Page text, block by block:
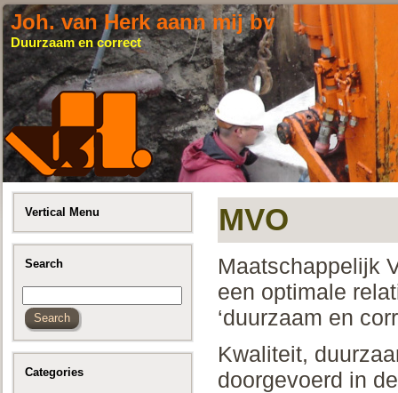
Joh. van Herk aann mij bv
Duurzaam en correct
Vertical Menu
Search
Categories
MVO
Maatschappelijk
een optimale
‘duurzaam en
Kwaliteit,
doorgevoerd in